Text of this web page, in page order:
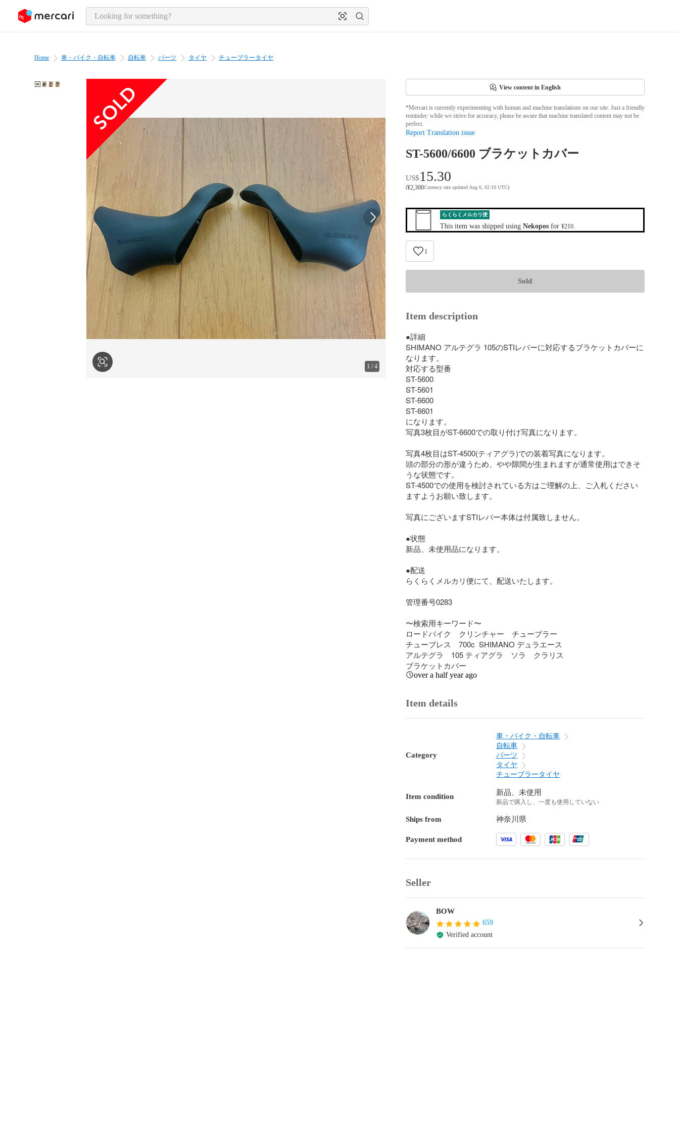
page content
Home 車・バイク・自転車 自転車 パーツ タイヤ チューブラータイヤ
1 /4
View content in English
*Mercari is currently experimenting with human and machine translations on our site. Just a friendly
reminder: while we strive for accuracy, please be aware that machine translated content may not be
perfect.
Report Translation issue
ST-5600/6600 ブラケットカバー
US$15.30
(¥2,300Currency rate updated Aug 6, 02:10 UTC)
らくらくメルカリ便
This item was shipped using Nekoposfor ¥210.
1
Sold
Item description
●詳細
SHIMANO アルテグラ 105のSTIレバーに対応するブラケットカバーに
なります。
対応する型番
ST-5600
ST-5601
ST-6600
ST-6601
になります。
写真3枚目がST-6600での取り付け写真になります。
写真4枚目はST-4500(ティアグラ)での装着写真になります。
頭の部分の形が違うため、やや隙間が生まれますが通常使用はできそ
うな状態です。
ST-4500での使用を検討されている方はご理解の上、ご入札ください
ますようお願い致します。
写真にございますSTIレバー本体は付属致しません。
●状態
新品、未使用品になります。
●配送
らくらくメルカリ便にて、配送いたします。
管理番号0283
〜検索用キーワード〜
ロードバイク　クリンチャー　チューブラー
チューブレス　700c  SHIMANO デュラエース
アルテグラ　105 ティアグラ　ソラ　クラリス
ブラケットカバー
over a half year ago
Item details
Category
車・バイク・自転車
自転車
パーツ
タイヤ
チューブラータイヤ
Item condition 新品、未使用
新品で購入し、一度も使用していない
Ships from 神奈川県
Payment method
Seller
BOW
659
Verified account